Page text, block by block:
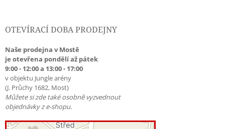
OTEVÍRACÍ DOBA PRODEJNY
Naše prodejna v Mostě
je otevřena pondělí až pátek
9:00 - 12:00 a 13:00 - 17:00
v objektu Jungle arény
(J. Průchy 1682, Most)
Můžete si zde také osobně vyzvednout
objednávky z e-shopu.